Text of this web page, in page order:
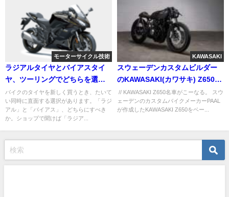
モーターサイクル技術
ラジアルタイヤとバイアスタイ
ヤ、ツーリングでどちらを選ぶ
べきか ― 構造から考える
バイクのタイヤを新しく買うとき、たいて
い同時に直面する選択があります。「ラジ
アル」と「バイアス」、どちらにすべき
か。ショップで聞けば「ラジア...
KAWASAKI
スウェーデンカスタムビルダー
のKAWASAKI(カワサキ) Z650が
素敵過ぎる！
// KAWASAKI Z650名車がこーなる。 スウ
ェーデンのカスタムバイクメーカーPAAL
が作成したKAWASAKI Z650をベー...